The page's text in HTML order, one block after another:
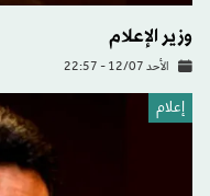
وزير الإعلام
الأحد 12/07 - 22:57
إعلام